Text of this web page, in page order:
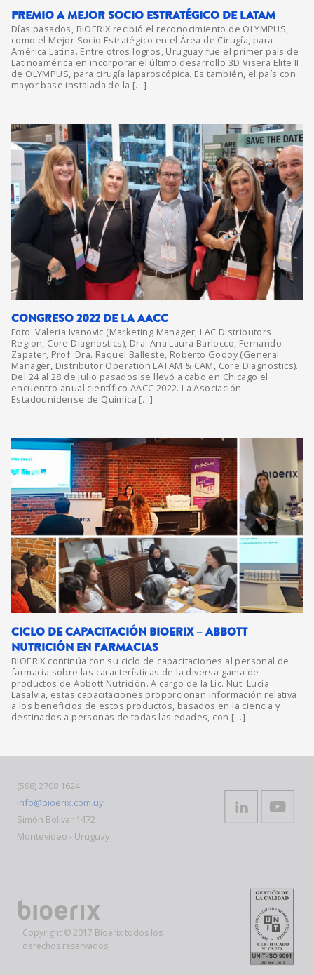
PREMIO A MEJOR SOCIO ESTRATÉGICO DE LATAM
Días pasados, BIOERIX recibió el reconocimiento de OLYMPUS,
como el Mejor Socio Estratégico en el Área de Cirugía, para
América Latina. Entre otros logros, Uruguay fue el primer país de
Latinoamérica en incorporar el último desarrollo 3D Visera Elite II
de OLYMPUS, para cirugía laparoscópica. Es también, el país con
mayor base instalada de la […]
CONGRESO 2022 DE LA AACC
Foto: Valeria Ivanovic (Marketing Manager, LAC Distributors
Region, Core Diagnostics), Dra. Ana Laura Barlocco, Fernando
Zapater, Prof. Dra. Raquel Balleste, Roberto Godoy (General
Manager, Distributor Operation LATAM & CAM, Core Diagnostics).
Del 24 al 28 de julio pasados se llevó a cabo en Chicago el
encuentro anual científico AACC 2022. La Asociación
Estadounidense de Química […]
CICLO DE CAPACITACIÓN BIOERIX – ABBOTT
NUTRICIÓN EN FARMACIAS
BIOERIX continúa con su ciclo de capacitaciones al personal de
farmacia sobre las características de la diversa gama de
productos de Abbott Nutrición. A cargo de la Lic. Nut. Lucía
Lasalvia, estas capacitaciones proporcionan información relativa
a los beneficios de estos productos, basados en la ciencia y
destinados a personas de todas las edades, con […]
(598) 2708 1624
info@bioerix.com.uy
Simón Bolívar 1472
Montevideo - Uruguay
Copyright © 2017 Bioerix todos los
derechos reservados